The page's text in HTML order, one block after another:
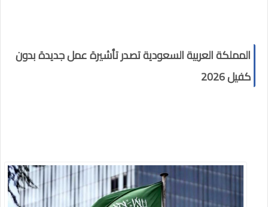
المملكة العربية السعودية تصدر تأشيرة عمل جديدة بدون
كفيل 2026